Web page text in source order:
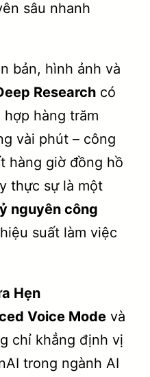
sâu nhanh
bản, hình ảnh và
Research có
hàng trăm
vài phút – công
hàng giờ đồng hồ
thực sự là một
nguyên công
suất làm việc
Hẹn
Voice Mode và
chỉ khẳng định vị
trong ngành AI